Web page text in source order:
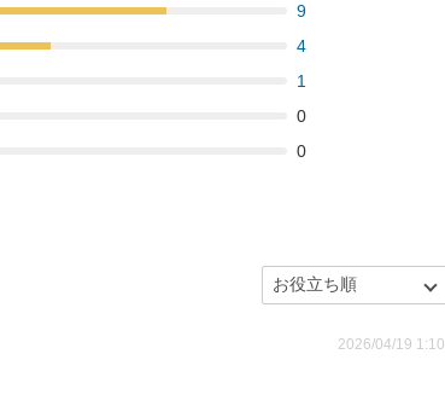
9
4
1
0
0
2026/04/19 1:10